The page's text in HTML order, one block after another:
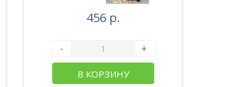
456 р.
- +
В КОРЗИНУ